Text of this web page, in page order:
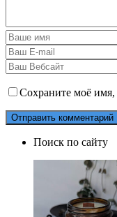
Сохраните моё имя,
Поиск по сайту